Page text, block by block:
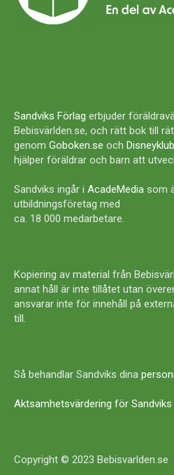
Sandviks Förlag erbjuder
Bebisvärlden.se, och rätt bok till
genom Goboken.se och
hjälper föräldrar och barn att
Sandviks ingår i AcadeMedia som
utbildningsföretag med
ca. 18 000 medarbetare.
Kopiering av material från
annat håll är inte tillåtet utan
ansvarar inte för innehåll på
till.
Så behandlar Sandviks dina
Aktsamhetsvärdering för Sandviks
Copyright © 2023 Bebisvarlden.se